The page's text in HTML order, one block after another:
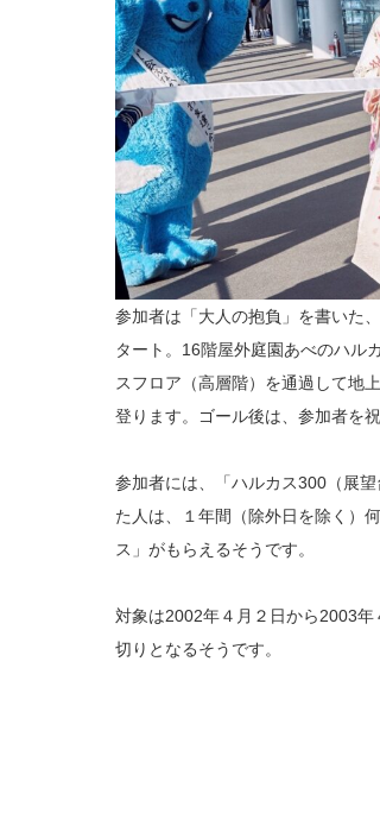
参加者は「大人の抱負」を書いた
タート。16階屋外庭園あべのハル
スフロア（高層階）を通過して地
登ります。ゴール後は、参加者を
参加者には、「ハルカス300（展
た人は、１年間（除外日を除く）
ス」がもらえるそうです。
対象は2002年４月２日から2003
切りとなるそうです。